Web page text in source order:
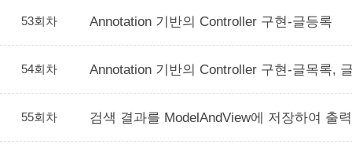
53회차 Annotation 기반의 Controller 구현-글등록
54회차 Annotation 기반의 Controller 구현-글목록,
55회차 검색 결과를 ModelAndView에 저장하여 출력